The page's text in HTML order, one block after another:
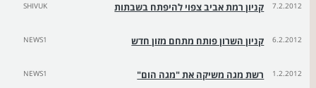
7.2.2012 קניון רמת אביב צפוי להיפתח בשבתות SHIVUK
6.2.2012 קניון השרון פותח מתחם מזון חדש NEWS1
1.2.2012 רשת מגה משיקה את "מגה הום" NEWS1